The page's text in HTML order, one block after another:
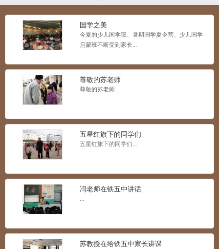
国学之美
今夏的少儿国学班、暑期国学夏令营、少儿国学
启蒙班不断受到家长...
尊敬的苏老师
尊敬的苏老师...
五星红旗下的同学们
五星红旗下的同学们...
冯老师在铁五中讲话
苏教授在给铁五中家长讲课